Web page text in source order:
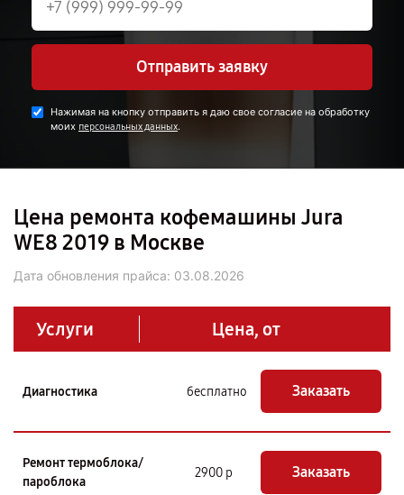
Отправить заявку
Нажимая на кнопку отправить я даю свое согласие на обработку
моих персональных данных.
Цена ремонта кофемашины Jura
WE8 2019 в Москве
Дата обновления прайса: 03.08.2026
Услуги Цена, от
Диагностика бесплатно Заказать
Ремонт термоблока/
пароблока
2900 р Заказать